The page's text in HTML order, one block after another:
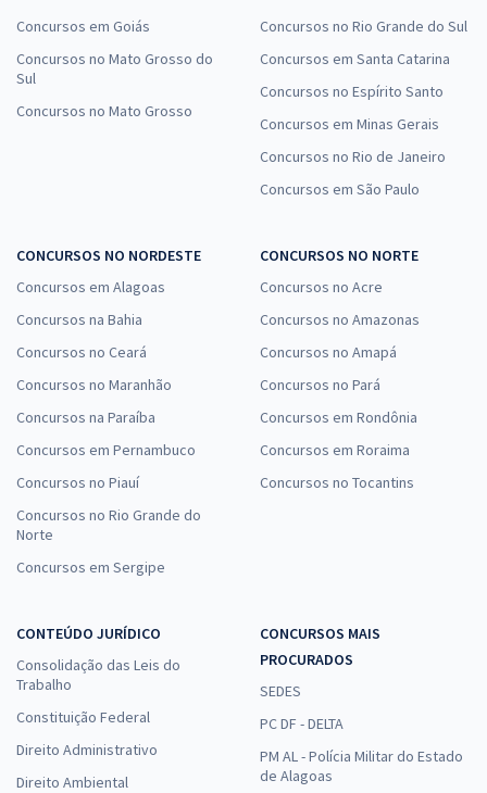
Concursos em Goiás
Concursos no Mato Grosso do
Sul
Concursos no Mato Grosso
Concursos no Rio Grande do Sul
Concursos em Santa Catarina
Concursos no Espírito Santo
Concursos em Minas Gerais
Concursos no Rio de Janeiro
Concursos em São Paulo
CONCURSOS NO NORDESTE
Concursos em Alagoas
Concursos na Bahia
Concursos no Ceará
Concursos no Maranhão
Concursos na Paraíba
Concursos em Pernambuco
Concursos no Piauí
Concursos no Rio Grande do
Norte
Concursos em Sergipe
CONCURSOS NO NORTE
Concursos no Acre
Concursos no Amazonas
Concursos no Amapá
Concursos no Pará
Concursos em Rondônia
Concursos em Roraima
Concursos no Tocantins
CONTEÚDO JURÍDICO
Consolidação das Leis do
Trabalho
Constituição Federal
Direito Administrativo
Direito Ambiental
CONCURSOS MAIS
PROCURADOS
SEDES
PC DF - DELTA
PM AL - Polícia Militar do Estado
de Alagoas